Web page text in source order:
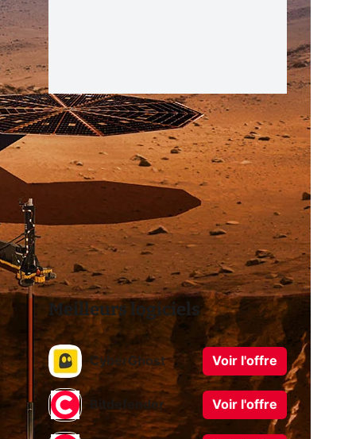
Meilleurs logiciels
CyberGhost Voir l'offre
Bitdefender Voir l'offre